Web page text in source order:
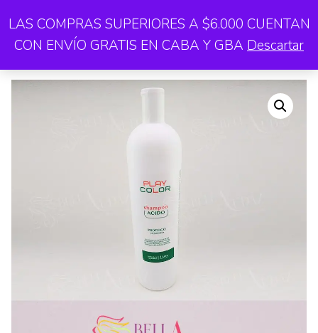
al
contenido
LAS COMPRAS SUPERIORES A $6.000 CUENTAN
CON ENVÍO GRATIS EN CABA Y GBA Descartar